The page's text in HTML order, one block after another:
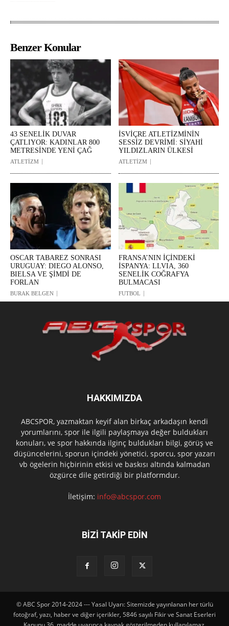
Benzer Konular
43 SENELİK DUVAR
ÇATLIYOR: KADINLAR 800
METRESİNDE YENİ ÇAĞ
ATLETİZM
İSVİÇRE ATLETİZMİNİN
SESSİZ DEVRİMİ: SİYAHİ
YILDIZLARIN ÜLKESİ
ATLETİZM
OSCAR TABAREZ SONRASI
URUGUAY: DIEGO ALONSO,
BIELSA VE ŞİMDİ DE
FORLAN
BURAK BELGEN
FRANSA’NIN İÇİNDEKİ
İSPANYA: LLVIA, 360
SENELİK COĞRAFYA
BULMACASI
FUTBOL
HAKKIMIZDA
ABCSPOR, yazmaktan keyif alan birkaç arkadaşın kendi
yorumlarını, spor ile ilgili paylaşmaya değer buldukları
konuları, ve spor hakkında ilginç buldukları bilgi, görüş ve
düşüncelerini, sporun içindeki yönetici, sporcu, spor yazarı
vb ögelerin hiçbirinin etkisi ve baskısı altında kalmadan
özgürce dile getirdiği bir platformdur.
İletişim: info@abcspor.com
BİZİ TAKİP EDİN
© ABC Spor 2014-2024 --- Yasal Uyarı: Sitemizde yayınlanan her türlü
fotoğraf, yazı, haber ve diğer içerikler, 5846 sayılı Fikir ve Sanat Eserleri